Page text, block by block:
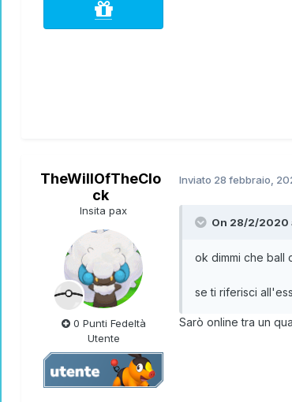
TheWillOfTheClo
ck
Insita pax
0 Punti Fedeltà
Utente
Inviato 28 febbraio,
On 28/2/2020
ok dimmi che ball
se ti riferisci
Sarò online tra un